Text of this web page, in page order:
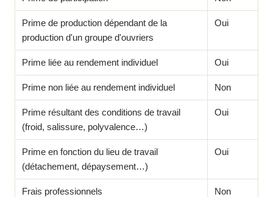
Prime de production dépendant de la
production d'un groupe d'ouvriers
Oui
Prime liée au rendement individuel Oui
Prime non liée au rendement individuel Non
Prime résultant des conditions de travail
(froid, salissure, polyvalence…)
Oui
Prime en fonction du lieu de travail
(détachement, dépaysement…)
Oui
Frais professionnels Non